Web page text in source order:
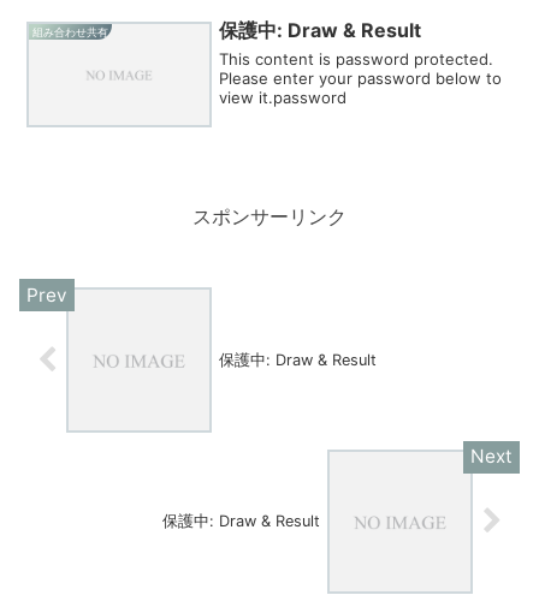
組み合わせ共有 保護中: Draw & Result
This content is password protected.
Please enter your password below to
view it.password
スポンサーリンク
保護中: Draw & Result
保護中: Draw & Result